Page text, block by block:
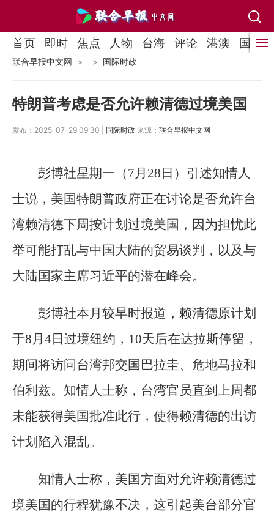
首页 即时 焦点 人物 台海 评论 港澳 国际
联合早报中文网 国际时政
特朗普考虑是否允许赖清德过境美国
发布：2025-07-29 09:30 | 国际时政 来源： 联合早报中文网
彭博社星期一（7月28日）引述知情人
士说，美国特朗普政府正在讨论是否允许台
湾赖清德下周按计划过境美国，因为担忧此
举可能打乱与中国大陆的贸易谈判，以及与
大陆国家主席习近平的潜在峰会。
彭博社本月较早时报道，赖清德原计划
于8月4日过境纽约，10天后在达拉斯停留，
期间将访问台湾邦交国巴拉圭、危地马拉和
伯利兹。知情人士称，台湾官员直到上周都
未能获得美国批准此行，使得赖清德的出访
计划陷入混乱。
知情人士称，美国方面对允许赖清德过
境美国的行程犹豫不决，这引起美台部分官